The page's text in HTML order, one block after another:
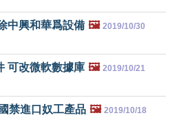
中興和華爲設備 🖼️ 2019/10/30
可改微軟數據庫 🖼️ 2019/10/21
禁進口奴工產品 🖼️ 2019/10/18